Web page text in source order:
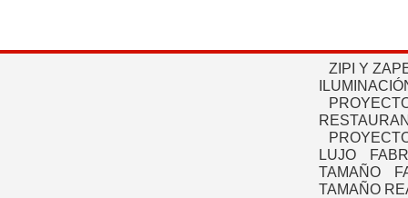
ZIPI Y
LUJO
TAMAÑO
TAMAÑO